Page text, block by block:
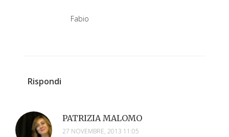
Fabio
Rispondi
PATRIZIA MALOMO
27 NOVEMBRE, 2013 11:05